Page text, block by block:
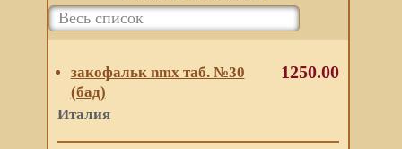
закофальк nmx таб. №30
(бад)
Италия
1250.00